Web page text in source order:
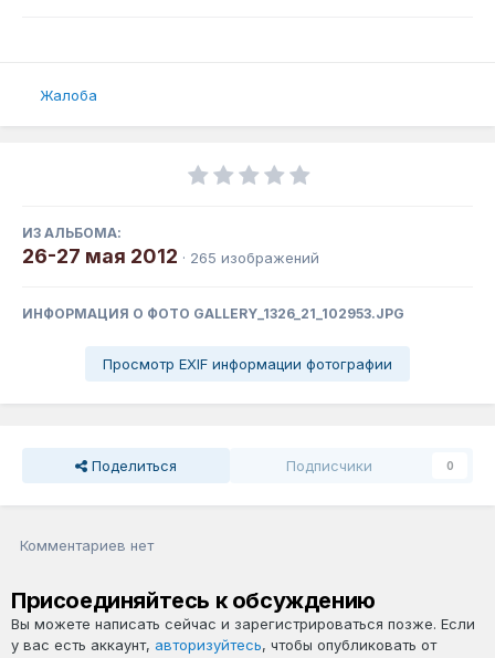
Жалоба
ИЗ АЛЬБОМА:
26-27 мая 2012 · 265 изображений
ИНФОРМАЦИЯ О ФОТО GALLERY_1326_21_102953.JPG
Просмотр EXIF информации фотографии
Поделиться Подписчики 0
Комментариев нет
Присоединяйтесь к обсуждению
Вы можете написать сейчас и зарегистрироваться позже. Если
у вас есть аккаунт, авторизуйтесь, чтобы опубликовать от